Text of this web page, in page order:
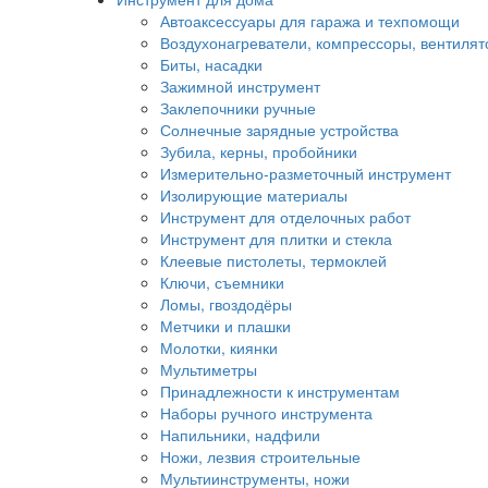
Автоаксессуары для гаража и техпомощи
Воздухонагреватели, компрессоры,
Биты, насадки
Зажимной инструмент
Заклепочники ручные
Солнечные зарядные устройства
Зубила, керны, пробойники
Измерительно-разметочный инструмент
Изолирующие материалы
Инструмент для отделочных работ
Инструмент для плитки и стекла
Клеевые пистолеты, термоклей
Ключи, съемники
Ломы, гвоздодёры
Метчики и плашки
Молотки, киянки
Мультиметры
Принадлежности к инструментам
Наборы ручного инструмента
Напильники, надфили
Ножи, лезвия строительные
Мультиинструменты, ножи